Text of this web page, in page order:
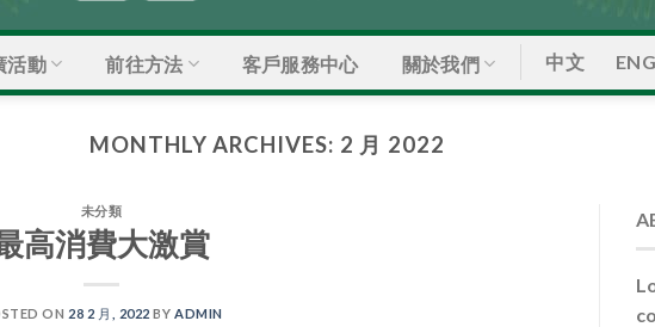
活動 前往方法 客戶服務中心 關於我們 中文
MONTHLY ARCHIVES: 2 月 2022
未分類
高消費大激賞
ON 28 2 月, 2022 BYADMIN